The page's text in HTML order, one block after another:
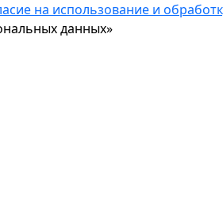
на использование и
данных»